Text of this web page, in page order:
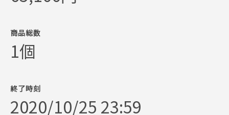
る様々な情報や空気感が、多くの人間に二次的な被害を
（悲しみや不安は止めることができない、強制的に止め
るべきではない）ので、各自の判断で精神を守るしかな
いことを実感しました。そして、今までの生活がいかに
もまず我慢をなくす生活に切り替えようと考えていま
す。
商品総数
1個
終了時刻
2020/10/25 23:59